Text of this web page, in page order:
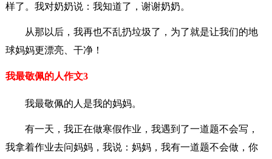
样了。我对奶奶说：我知道了，谢谢奶奶。
从那以后，我再也不乱扔垃圾了，为了就是让我们的地
球妈妈更漂亮、干净！
我最敬佩的人作文3
我最敬佩的人是我的妈妈。
有一天，我正在做寒假作业，我遇到了一道题不会写，
我拿着作业去问妈妈，我说：妈妈，我有一道题不会做，你